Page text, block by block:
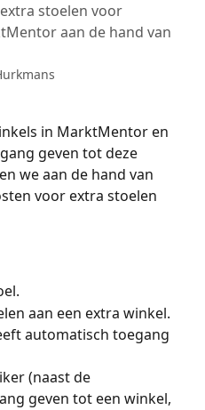
stoelen voor
aan de hand van
in MarktMentor en
geven tot deze
we aan de hand van
voor extra stoelen
aan een extra winkel.
automatisch toegang
(naast de
geven tot een winkel,